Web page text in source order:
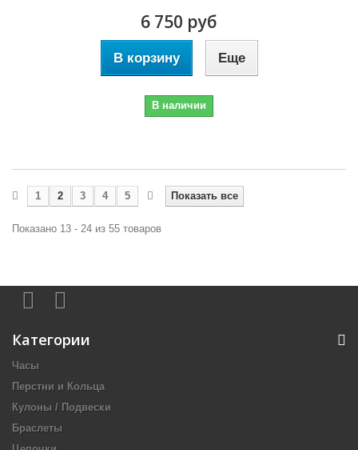
6 750 руб
В корзину Еще
В наличии
Показать все
1 2 3 4 5
Показано 13 - 24 из 55 товаров
Категории
Часы
Перстни и Кольца
Кулоны / Подвески
Браслеты